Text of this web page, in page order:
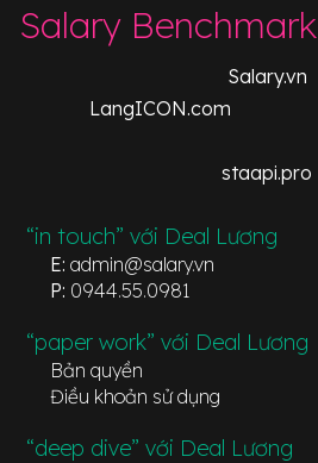
Salary
Salary.vn
LangICON.com
staapi.pro
“in touch” với Deal Lương
E: admin@salary.vn
P: 0944.55.0981
“paper work” với Deal Lương
Bản quyền
Điều khoản sử dụng
“deep dive” với Deal Lương